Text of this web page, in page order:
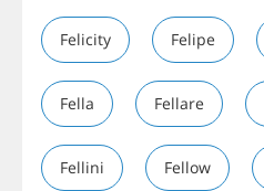
Felicity Felipe
Fella Fellare
Fellini Fellow